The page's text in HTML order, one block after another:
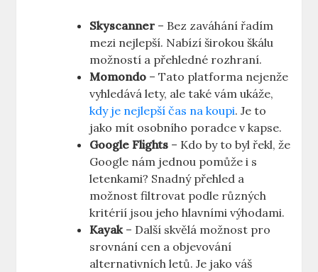
Skyscanner – Bez zaváhání řadím
mezi nejlepší. Nabízí širokou škálu
možností a přehledné rozhraní.
Momondo – Tato platforma nejenže
vyhledává lety, ale také vám ukáže,
kdy je nejlepší čas na koupi. Je to
jako mít osobního poradce v kapse.
Google Flights – Kdo by to byl řekl, že
Google nám jednou pomůže i s
letenkami? Snadný přehled a
možnost filtrovat podle různých
kritérií jsou jeho hlavními výhodami.
Kayak– Další skvělá možnost pro
srovnání cen a objevování
alternativních letů. Je jako váš